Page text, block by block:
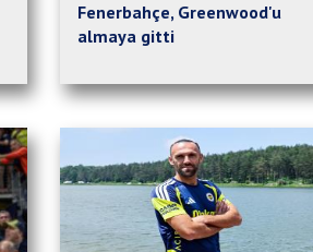
Fenerbahçe, Greenwood'u
almaya gitti